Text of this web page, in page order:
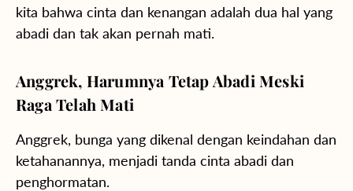
kita bahwa cinta dan kenangan adalah dua hal yang
abadi dan tak akan pernah mati.
Anggrek, Harumnya Tetap Abadi Meski
Raga Telah Mati
Anggrek, bunga yang dikenal dengan keindahan dan
ketahanannya, menjadi tanda cinta abadi dan
penghormatan.